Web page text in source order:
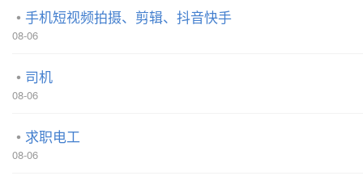
手机短视频拍摄、剪辑、抖音快手
08-06
司机
08-06
求职电工
08-06